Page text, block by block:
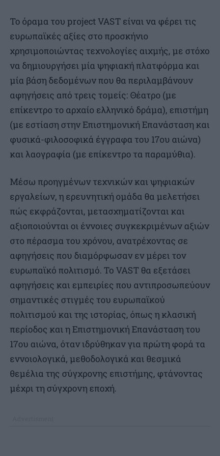
Το όραμα του project VAST είναι να φέρει τις
ευρωπαϊκές αξίες στο προσκήνιο
χρησιμοποιώντας τεχνολογίες αιχμής, με στόχο
να δημιουργήσει μία ψηφιακή πλατφόρμα και
μία βάση δεδομένων που θα περιλαμβάνουν
αφηγήσεις από τρεις τομείς: Θέατρο (με
επίκεντρο το αρχαίο ελληνικό δράμα), επιστήμη
(με εστίαση στην Επιστημονική Επανάσταση και
φυσικά-φιλοσοφικά έγγραφα του 17ου αιώνα)
και λαογραφία (με επίκεντρο τα παραμύθια).
Μέσω προηγμένων τεχνικών και ψηφιακών
εργαλείων, η ερευνητική ομάδα θα μελετήσει
πώς εκφράζονται, μετασχηματίζονται και
αξιοποιούνται οι έννοιες συγκεκριμένων αξιών
στο πέρασμα του χρόνου, ανατρέχοντας σε
αφηγήσεις που διαμόρφωσαν εν μέρει τον
ευρωπαϊκό πολιτισμό. Το VAST θα εξετάσει
αφηγήσεις και εμπειρίες που αντιπροσωπεύουν
σημαντικές στιγμές του ευρωπαϊκού
πολιτισμού και της ιστορίας, όπως η κλασική
περίοδος και η Επιστημονική Επανάσταση του
17ου αιώνα, όταν ιδρύθηκαν για πρώτη φορά τα
εννοιολογικά, μεθοδολογικά και θεσμικά
θεμέλια της σύγχρονης επιστήμης, φτάνοντας
μέχρι τη σύγχρονη εποχή.